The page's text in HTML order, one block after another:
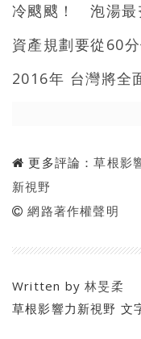
冷颼颼！ 泡湯最
資產規劃要從60
2016年 台灣將全
更多評論：草根影
新視野
網路著作權聲明
Written by林旻柔
草根影響力新視野 文